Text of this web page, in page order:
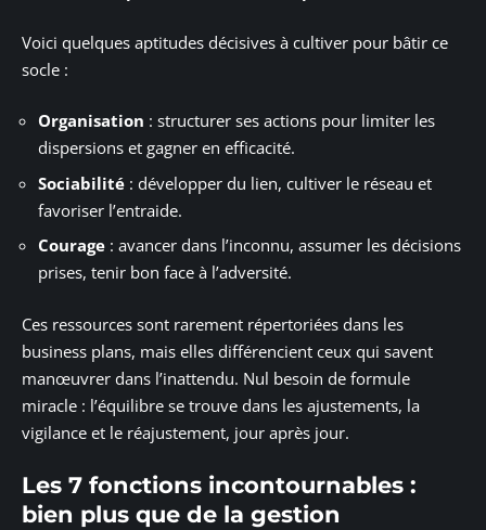
Voici quelques aptitudes décisives à cultiver pour bâtir ce
socle :
Organisation : structurer ses actions pour limiter les
dispersions et gagner en efficacité.
Sociabilité : développer du lien, cultiver le réseau et
favoriser l’entraide.
Courage : avancer dans l’inconnu, assumer les décisions
prises, tenir bon face à l’adversité.
Ces ressources sont rarement répertoriées dans les
business plans, mais elles différencient ceux qui savent
manœuvrer dans l’inattendu. Nul besoin de formule
miracle : l’équilibre se trouve dans les ajustements, la
vigilance et le réajustement, jour après jour.
Les 7 fonctions incontournables :
bien plus que de la gestion